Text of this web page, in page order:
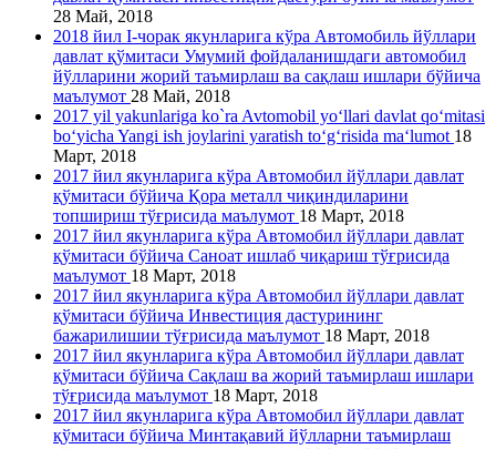
28 Май, 2018
2018 йил I-чорак якунларига кўра Автомобиль йўллари
давлат қўмитаси Умумий фойдаланишдаги автомобил
йўлларини жорий таъмирлаш ва сақлаш ишлари бўйича
маълумот 28 Май, 2018
2017 yil yakunlariga ko`ra Avtomobil yo‘llari davlat qo‘mitasi
bo‘yicha Yangi ish joylarini yaratish to‘g‘risida ma‘lumot 18
Март, 2018
2017 йил якунларига кўра Автомобил йўллари давлат
қўмитаси бўйича Қора металл чиқиндиларини
топшириш тўғрисида маълумот 18 Март, 2018
2017 йил якунларига кўра Автомобил йўллари давлат
қўмитаси бўйича Саноат ишлаб чиқариш тўғрисида
маълумот 18 Март, 2018
2017 йил якунларига кўра Автомобил йўллари давлат
қўмитаси бўйича Инвестиция дастурининг
бажарилишии тўғрисида маълумот 18 Март, 2018
2017 йил якунларига кўра Автомобил йўллари давлат
қўмитаси бўйича Сақлаш ва жорий таъмирлаш ишлари
тўғрисида маълумот 18 Март, 2018
2017 йил якунларига кўра Автомобил йўллари давлат
қўмитаси бўйича Минтақавий йўлларни таъмирлаш